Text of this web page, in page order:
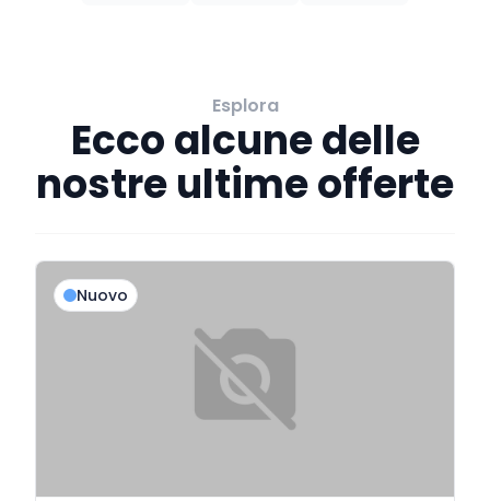
Esplora
Ecco alcune delle
nostre ultime offerte
Nuovo